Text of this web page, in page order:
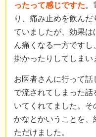
ったって感じですた。
り、痛み止めを飲ん
ていましたが、効果
ん痛くなる一方です
掛かったりしてしまい
お医者さんに行って
で流されてしまった
いてくれてました。
かなとかいうことを、
ただけました。